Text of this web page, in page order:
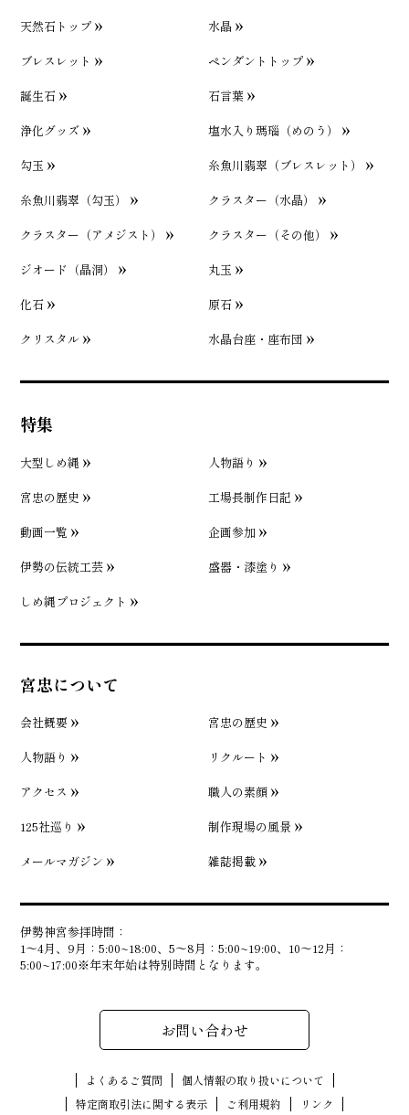
天然石トップ
水晶
ブレスレット
ペンダントトップ
誕生石
石言葉
浄化グッズ
塩水入り瑪瑙（めのう）
勾玉
糸魚川翡翠（ブレスレット）
糸魚川翡翠（勾玉）
クラスター（水晶）
クラスター（アメジスト）
クラスター（その他）
ジオード（晶洞）
丸玉
化石
原石
クリスタル
水晶台座・座布団
特集
大型しめ縄
人物語り
宮忠の歴史
工場長制作日記
動画一覧
企画参加
伊勢の伝統工芸
盛器・漆塗り
しめ縄プロジェクト
宮忠について
会社概要
宮忠の歴史
人物語り
リクルート
アクセス
職人の素顔
125社巡り
制作現場の風景
メールマガジン
雑誌掲載
伊勢神宮参拝時間：
1〜4月、9月：5:00~18:00、5〜8月：5:00~19:00、10〜12月：
5:00~17:00※年末年始は特別時間となります。
お問い合わせ
よくあるご質問
個人情報の取り扱いについて
特定商取引法に関する表示
ご利用規約 リンク